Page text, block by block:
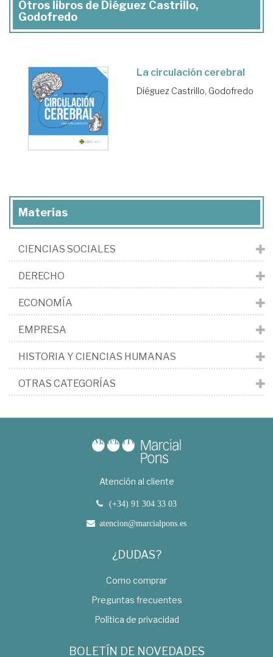
Otros libros de Diéguez Castrillo,
Godofredo
La circulación cerebral
Diéguez Castrillo, Godofredo
Materias
CIENCIAS SOCIALES
DERECHO
ECONOMÍA
EMPRESA
HISTORIA Y CIENCIAS HUMANAS
OTRAS CATEGORÍAS
Atención al cliente
(+34) 91 304 33 03
atencion@marcialpons.es
¿DUDAS?
Como comprar
Preguntas frecuentes
Política de privacidad
BOLETÍN DE NOVEDADES